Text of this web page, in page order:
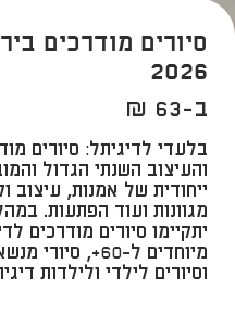
סיורים מודרכים
2026
ב-63 ₪
בלעדי לדיגיתל: סיורים
והעיצוב השנתי הגדול
ייחודית של אמנות, עיצוב
מגוונות ועוד הפתעות.
יתקיימו סיורים מודרכים
מיוחדים ל-60+,
וסיורים לילדי ולילדות